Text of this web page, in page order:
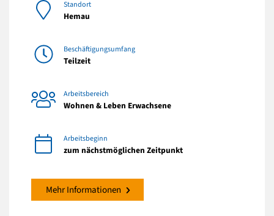
Standort
Hemau
Beschäftigungsumfang
Teilzeit
Arbeitsbereich
Wohnen & Leben Erwachsene
Arbeitsbeginn
zum nächstmöglichen Zeitpunkt
Mehr Informationen